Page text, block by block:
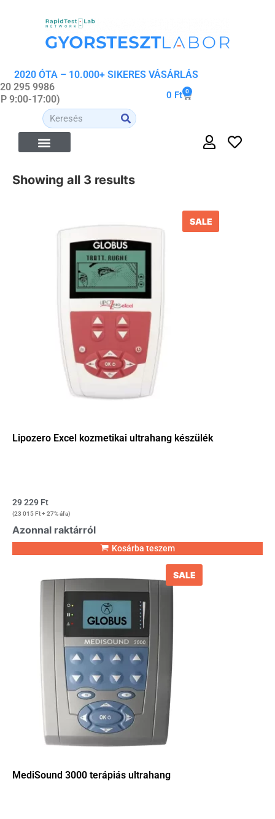
2020 ÓTA – 10.000+ SIKERES VÁSÁRLÁS
295 9986
9:00-17:00)
0 Ft 0
Showing all 3 results
SALE
Lipozero Excel kozmetikai ultrahang készülék
29 229 Ft
(23 015Ft+ 27% áfa)
Azonnal raktárról
Kosárba teszem
SALE
MediSound 3000 terápiás ultrahang